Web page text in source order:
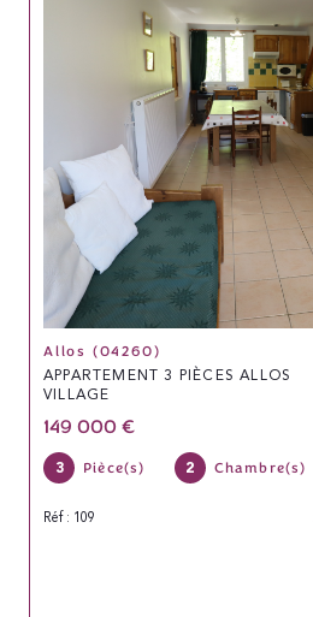
Allos (04260)
APPARTEMENT 3 PIÈCES ALLOS
VILLAGE
149 000 €
3 Pièce(s) 2 Chambre(s)
Réf : 109